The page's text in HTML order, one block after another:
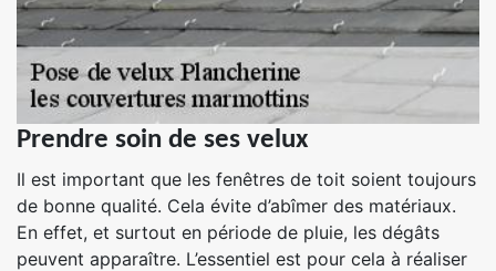
Prendre soin de ses velux
Il est important que les fenêtres de toit soient toujours
de bonne qualité. Cela évite d’abîmer des matériaux.
En effet, et surtout en période de pluie, les dégâts
peuvent apparaître. L’essentiel est pour cela à réaliser